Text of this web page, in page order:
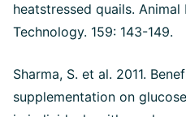
heatstressed quails. Animal
Technology. 159: 143-149.
Sharma, S. et al. 2011.
supplementation on